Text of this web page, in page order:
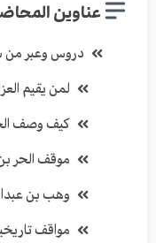
عناوين
دروس وعبر من
لمن يقيم
كيف وصف
موقف الحر
وهب بن
مواقف